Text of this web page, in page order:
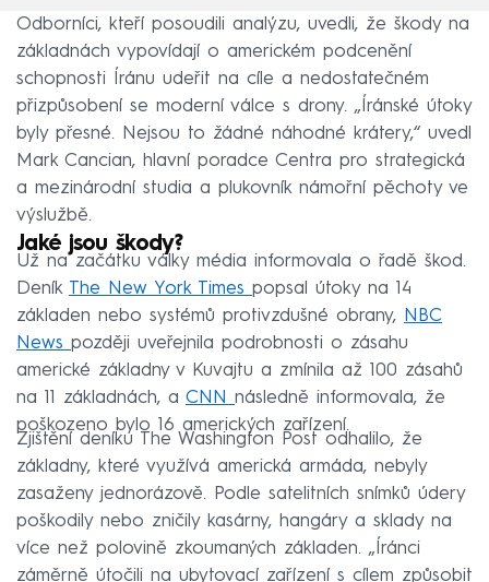
Odborníci, kteří posoudili analýzu, uvedli, že škody na
základnách vypovídají o americkém podcenění
schopnosti Íránu udeřit na cíle a nedostatečném
přizpůsobení se moderní válce s drony. „Íránské útoky
byly přesné. Nejsou to žádné náhodné krátery,“ uvedl
Mark Cancian, hlavní poradce Centra pro strategická
a mezinárodní studia a plukovník námořní pěchoty ve
výslužbě.
Jaké jsou škody?
Už na začátku války média informovala o řadě škod.
Deník The New York Times popsal útoky na 14
základen nebo systémů protivzdušné obrany, NBC
News později uveřejnila podrobnosti o zásahu
americké základny v Kuvajtu a zmínila až 100 zásahů
na 11 základnách, a CNN následně informovala, že
poškozeno bylo 16 amerických zařízení.
Zjištění deníku The Washington Post odhalilo, že
základny, které využívá americká armáda, nebyly
zasaženy jednorázově. Podle satelitních snímků údery
poškodily nebo zničily kasárny, hangáry a sklady na
více než polovině zkoumaných základen. „Íránci
záměrně útočili na ubytovací zařízení s cílem způsobit